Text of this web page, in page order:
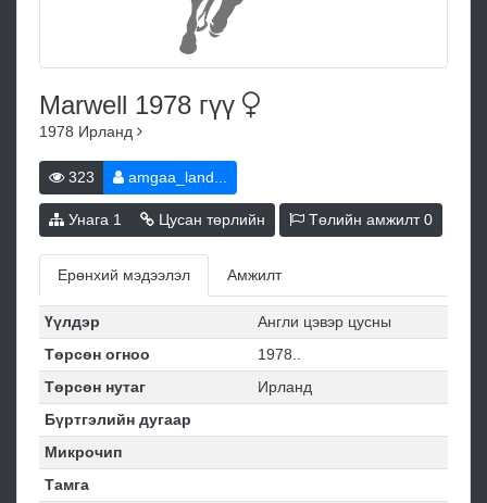
Marwell 1978 гүү
1978 Ирланд
323 amgaa_land...
Унага 1 Цусан төрлийн Төлийн амжилт0
Ерөнхий мэдээлэл Амжилт
Үүлдэр
Англи цэвэр цусны
Төрсөн огноо
1978..
Төрсөн нутаг
Ирланд
Бүртгэлийн дугаар
Микрочип
Тамга